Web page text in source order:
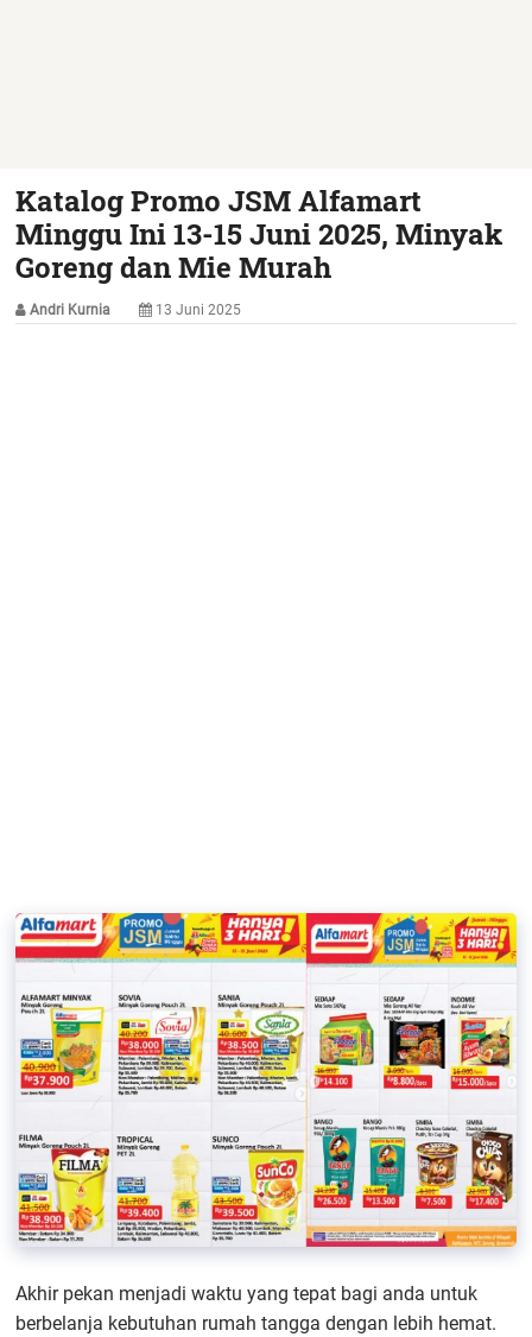
Katalog Promo JSM Alfamart
Minggu Ini 13-15 Juni 2025, Minyak
Goreng dan Mie Murah
Andri Kurnia 13 Juni 2025
Akhir pekan menjadi waktu yang tepat bagi anda untuk
berbelanja kebutuhan rumah tangga dengan lebih hemat.